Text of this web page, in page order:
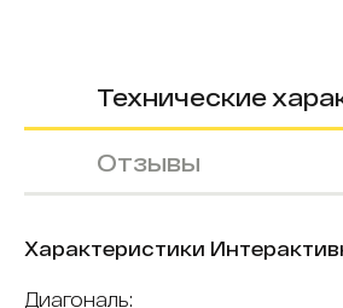
Технические
Отзывы
Характеристики
Диагональ: